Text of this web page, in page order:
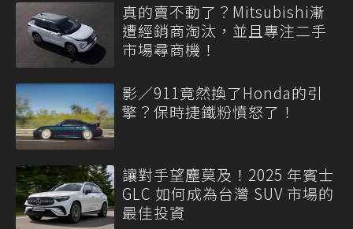
真的賣不動了？Mitsubishi漸
遭經銷商淘汰，並且專注二手
市場尋商機！
影／911竟然換了Honda的引
擎？保時捷鐵粉憤怒了！
讓對手望塵莫及！2025 年賓士
GLC 如何成為台灣 SUV 市場的
最佳投資